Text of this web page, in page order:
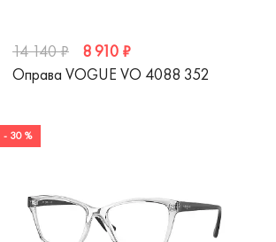
14 140 ₽
8 910 ₽
Оправа VOGUE VO 4088 352
- 30 %